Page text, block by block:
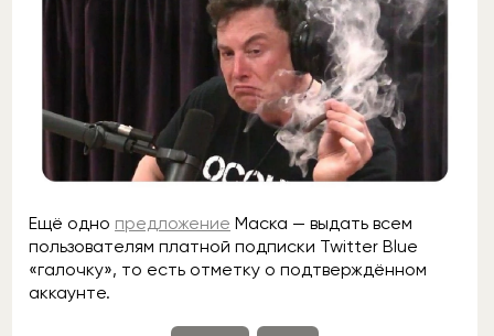
Ещё одно предложение Маска — выдать всем
пользователям платной подписки Twitter Blue
«галочку», то есть отметку о подтверждённом
аккаунте.